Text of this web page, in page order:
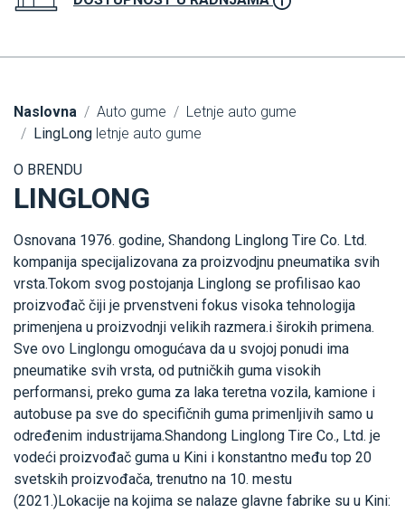
Naslovna Auto gume
Letnje auto gume
LingLong letnje auto gume
O BRENDU
LINGLONG
Osnovana 1976. godine, Shandong Linglong Tire Co. Ltd.
kompanija specijalizovana za proizvodjnu pneumatika svih
vrsta.Tokom svog postojanja Linglong se profilisao kao
proizvođač čiji je prvenstveni fokus visoka tehnologija
primenjena u proizvodnji velikih razmera.i širokih primena.
Sve ovo Linglongu omogućava da u svojoj ponudi ima
pneumatike svih vrsta, od putničkih guma visokih
performansi, preko guma za laka teretna vozila, kamione i
autobuse pa sve do specifičnih guma primenljivih samo u
određenim industrijama.Shandong Linglong Tire Co., Ltd. je
vodeći proizvođač guma u Kini i konstantno među top 20
svetskih proizvođača, trenutno na 10. mestu
(2021.)Lokacije na kojima se nalaze glavne fabrike su u Kini: